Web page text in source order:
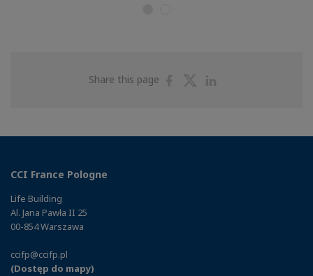
Share this page
ShareShare
CCI France Pologne
Life Building
Al. Jana Pawła II 25
00-854 Warszawa
ccifp@ccifp.pl
(Dostęp do mapy)